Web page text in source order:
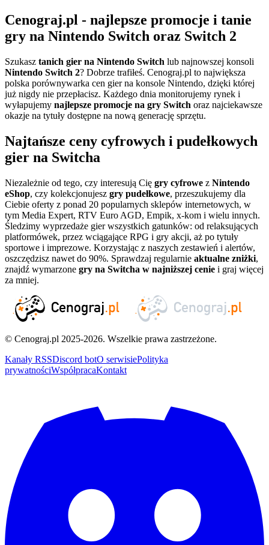
Cenograj.pl - najlepsze promocje i tanie
gry na Nintendo Switch oraz Switch 2
Szukasz tanich gier na Nintendo Switch lub najnowszej konsoli
Nintendo Switch 2? Dobrze trafiłeś. Cenograj.pl to największa
polska porównywarka cen gier na konsole Nintendo, dzięki której
już nigdy nie przepłacisz. Każdego dnia monitorujemy rynek i
wyłapujemy najlepsze promocje na gry Switch oraz najciekawsze
okazje na tytuły dostępne na nową generację sprzętu.
Najtańsze ceny cyfrowych i pudełkowych
gier na Switcha
Niezależnie od tego, czy interesują Cię gry cyfrowe z Nintendo
eShop, czy kolekcjonujesz gry pudełkowe, przeszukujemy dla
Ciebie oferty z ponad 20 popularnych sklepów internetowych, w
tym Media Expert, RTV Euro AGD, Empik, x-kom i wielu innych.
Śledzimy wyprzedaże gier wszystkich gatunków: od relaksujących
platformówek, przez wciągające RPG i gry akcji, aż po tytuły
sportowe i imprezowe. Korzystając z naszych zestawień i alertów,
oszczędzisz nawet do 90%. Sprawdzaj regularnie aktualne zniżki,
znajdź wymarzone gry na Switcha w najniższej cenie i graj więcej
za mniej.
© Cenograj.pl 2025-2026. Wszelkie prawa zastrzeżone.
Kanały RSSDiscord botO serwisiePolityka
prywatnościWspółpracaKontakt